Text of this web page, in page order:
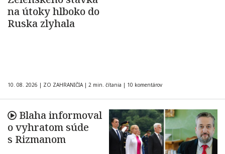
na útoky hlboko do
Ruska zlyhala
10. 08. 2026 | ZO ZAHRANIČIA | 2 min. čítania | 10 komentárov
Blaha informoval
o vyhratom súde
s Rizmanom